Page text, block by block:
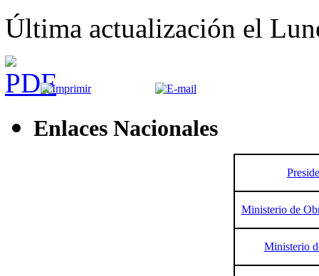
Última actualización el
Enlaces Nacionales
Ministerio de
Ministerio